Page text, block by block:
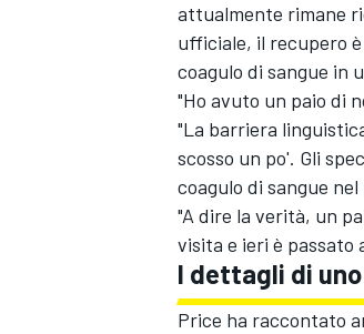
attualmente rimane
ufficiale, il recupero
coagulo di sangue in
"Ho avuto un paio di
"La barriera
scosso un po'. Gli
coagulo di sangue nel
"A dire la verità, un
visita e ieri è passato
I dettagli di
Price ha raccontato